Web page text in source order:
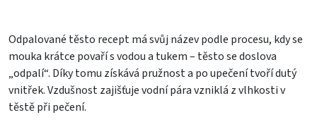
Odpalované těsto recept má svůj název podle procesu, kdy se
mouka krátce povaří s vodou a tukem – těsto se doslova
„odpalí“. Díky tomu získává pružnost a po upečení tvoří dutý
vnitřek. Vzdušnost zajišťuje vodní pára vzniklá z vlhkosti v
těstě při pečení.